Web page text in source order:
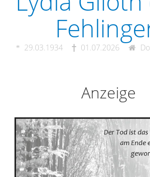
29.03.1934 01.07.2026
Anzeige